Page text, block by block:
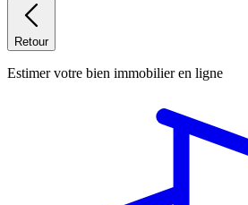
Retour
Estimer votre bien immobilier en ligne